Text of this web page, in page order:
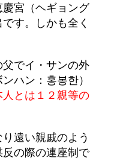
慶宮（ヘギョング
す。しかも全く
父でイ・サンの外
ハン：홍봉한）
人とは１２親等の
遠い親戚のよう
の際の連座制で